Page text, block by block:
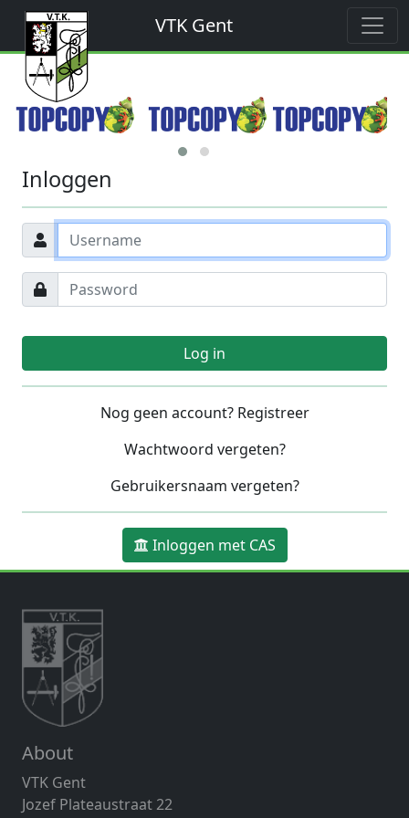
VTK Gent
Inloggen
Log in
Nog geen account? Registreer
Wachtwoord vergeten?
Gebruikersnaam vergeten?
Inloggen met CAS
About
VTK Gent
Jozef Plateaustraat 22